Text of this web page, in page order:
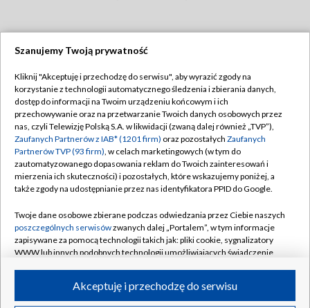
TVP
Abonament TVP
Emisja w TVP
Centrum informacji TVP
Naziemna Telewizja Cyfrowa
Rada Programowa
System NOS
Informacje o nadawcy
Program dla prasy
Regulamin TVP
Polityka prywatności
Moje zgody
Pomoc
Kontakt
Kanały
Szanujemy Twoją prywatność
Kliknij "Akceptuję i przechodzę do serwisu", aby wyrazić zgody na
korzystanie z technologii automatycznego śledzenia i zbierania danych,
dostęp do informacji na Twoim urządzeniu końcowym i ich
przechowywanie oraz na przetwarzanie Twoich danych osobowych przez
nas, czyli Telewizję Polską S.A. w likwidacji (zwaną dalej również „TVP”),
Zaufanych Partnerów z IAB* (1201 firm) oraz pozostałych Zaufanych
Partnerów TVP (93 firm), w celach marketingowych (w tym do
zautomatyzowanego dopasowania reklam do Twoich zainteresowań i
mierzenia ich skuteczności) i pozostałych, które wskazujemy poniżej, a
także zgody na udostępnianie przez nas identyfikatora PPID do Google.
Twoje dane osobowe zbierane podczas odwiedzania przez Ciebie naszych
poszczególnych serwisówzwanych dalej „Portalem”, w tym informacje
zapisywane za pomocą technologii takich jak: pliki cookie, sygnalizatory
WWW lub innych podobnych technologii umożliwiających świadczenie
ruchu w Internecie.Akceptuję i przechodzę do serwisu